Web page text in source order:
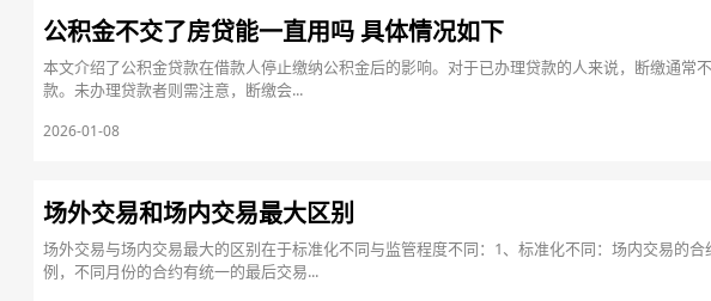
公积金不交了房贷能一直用吗 具体情况如下
本文介绍了公积金贷款在借款人停止缴纳公积金后的影响。对于已办理贷款的人来说，断缴通常
款。未办理贷款者则需注意，断缴会...
2026-01-08
场外交易和场内交易最大区别
场外交易与场内交易最大的区别在于标准化不同与监管程度不同：1、标准化不同：场内交易的
例，不同月份的合约有统一的最后交易...